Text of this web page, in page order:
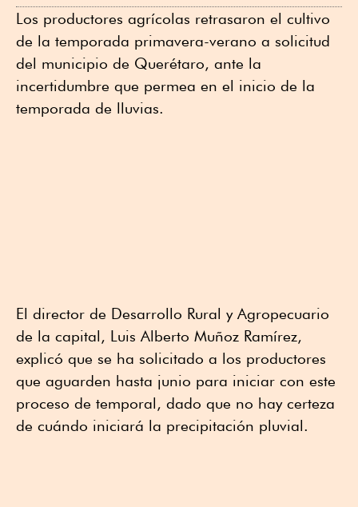
Los productores agrícolas retrasaron el cultivo
de la temporada primavera-verano a solicitud
del municipio de Querétaro, ante la
incertidumbre que permea en el inicio de la
temporada de lluvias.
El director de Desarrollo Rural y Agropecuario
de la capital, Luis Alberto Muñoz Ramírez,
explicó que se ha solicitado a los productores
que aguarden hasta junio para iniciar con este
proceso de temporal, dado que no hay certeza
de cuándo iniciará la precipitación pluvial.